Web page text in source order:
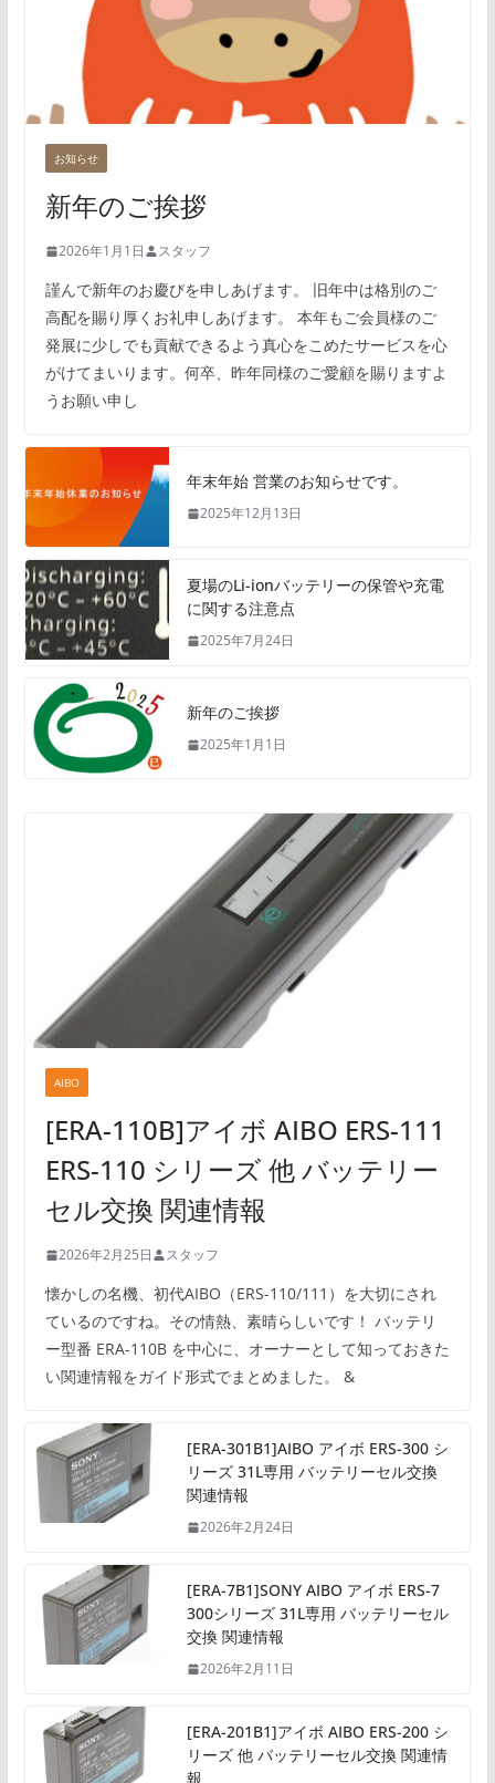
お知らせ
新年のご挨拶
2026年1月1日 スタッフ
謹んで新年のお慶びを申しあげます。 旧年中は格別のご
高配を賜り厚くお礼申しあげます。 本年もご会員様のご
発展に少しでも貢献できるよう真心をこめたサービスを心
がけてまいります。何卒、昨年同様のご愛顧を賜りますよ
うお願い申し
年末年始 営業のお知らせです。
2025年12月13日
夏場のLi-ionバッテリーの保管や充電
に関する注意点
2025年7月24日
新年のご挨拶
2025年1月1日
AIBO
[ERA-110B]アイボ AIBO ERS-111
ERS-110 シリーズ 他 バッテリー
セル交換 関連情報
2026年2月25日 スタッフ
懐かしの名機、初代AIBO（ERS-110/111）を大切にされ
ているのですね。その情熱、素晴らしいです！ バッテリ
ー型番 ERA-110B を中心に、オーナーとして知っておきた
い関連情報をガイド形式でまとめました。 &
[ERA-301B1]AIBO アイボ ERS-300 シ
リーズ 31L専用 バッテリーセル交換
関連情報
2026年2月24日
[ERA-7B1]SONY AIBO アイボ ERS-7
300シリーズ 31L専用 バッテリーセル
交換 関連情報
2026年2月11日
[ERA-201B1]アイボ AIBO ERS-200 シ
リーズ 他 バッテリーセル交換 関連情
報